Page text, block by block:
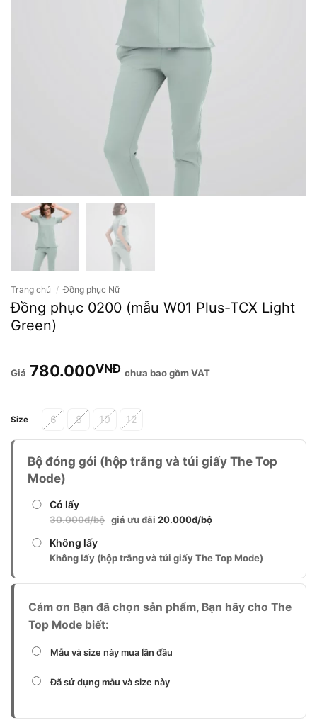
Trang chủ / Đồng phục Nữ
Đồng phục 0200 (mẫu W01 Plus-TCX Light
Green)
780.000VNĐ chưa bao gồm VAT
Size 6 8 10 12
Bộ đóng gói (hộp trắng và túi giấy The Top
Mode)
Có lấy
30.000đ/bộ giá ưu đãi 20.000đ/bộ
Không lấy
Không lấy (hộp trắng và túi giấy The Top Mode)
Cám ơn Bạn đã chọn sản phẩm, Bạn hãy cho The
Top Mode biết:
Mẫu và size này mua lần đầu
Đã sử dụng mẫu và size này
Alternative: